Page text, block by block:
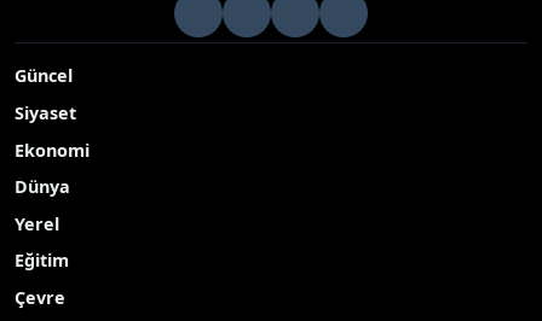
Güncel
Siyaset
Ekonomi
Dünya
Yerel
Eğitim
Çevre